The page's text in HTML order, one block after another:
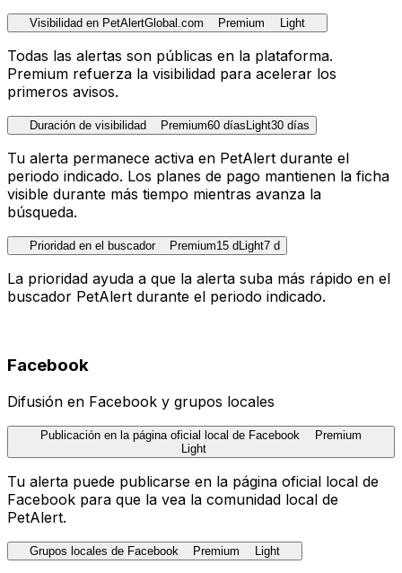
Visibilidad en PetAlertGlobal.com Premium Light
Todas las alertas son públicas en la plataforma.
Premium refuerza la visibilidad para acelerar los
primeros avisos.
Duración de visibilidad Premium60 días Light30 días
Tu alerta permanece activa en PetAlert durante el
periodo indicado. Los planes de pago mantienen la ficha
visible durante más tiempo mientras avanza la
búsqueda.
Prioridad en el buscador Premium15 d Light7 d
La prioridad ayuda a que la alerta suba más rápido en el
buscador PetAlert durante el periodo indicado.
Facebook
Difusión en Facebook y grupos locales
Publicación en la página oficial local de Facebook
Premium
Light
Tu alerta puede publicarse en la página oficial local de
Facebook para que la vea la comunidad local de
PetAlert.
Grupos locales de Facebook Premium Light